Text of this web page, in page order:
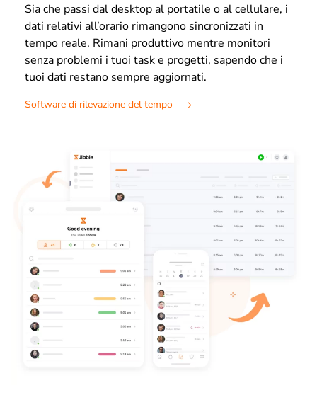
Sia che passi dal desktop al portatile o al cellulare, i
dati relativi all’orario rimangono sincronizzati in
tempo reale. Rimani produttivo mentre monitori
senza problemi i tuoi task e progetti, sapendo che i
tuoi dati restano sempre aggiornati.
Software di rilevazione del tempo